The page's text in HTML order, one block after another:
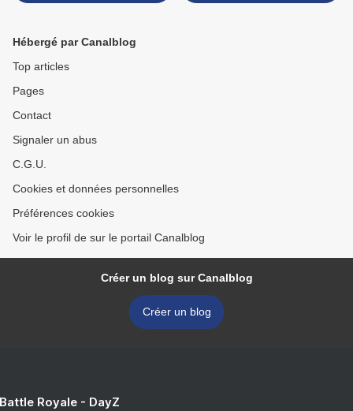
Hébergé par Canalblog
Top articles
Pages
Contact
Signaler un abus
C.G.U.
Cookies et données personnelles
Préférences cookies
Voir le profil de sur le portail Canalblog
Créer un blog sur Canalblog
Créer un blog
Royale - DayZ